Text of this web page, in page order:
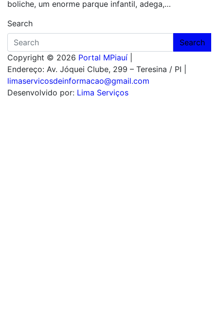
boliche, um enorme parque infantil, adega,…
Search
Search
Copyright © 2026 Portal MPiauí
Endereço: Av. Jóquei Clube, 299 – Teresina / PI
limaservicosdeinformacao@gmail.com
Desenvolvido por: Lima Serviços